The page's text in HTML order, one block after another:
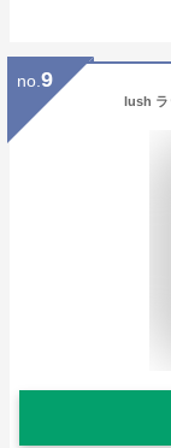
no. 9
lush ラ